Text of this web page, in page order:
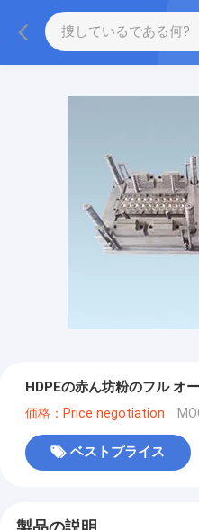
HDPEの赤ん坊粉のフル オ
価格：Price negotiation
ベストプライス